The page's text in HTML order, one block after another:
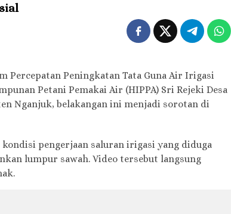
Percepatan Peningkatan Tata Guna Air Irigasi
Petani Pemakai Air (HIPPA) Sri Rejeki Desa
Nganjuk, belakangan ini menjadi sorotan di
pengerjaan saluran irigasi yang diduga
lumpur sawah. Video tersebut langsung